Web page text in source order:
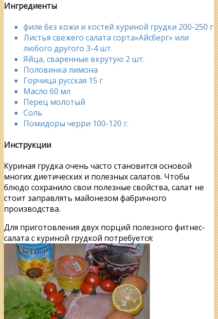
Ингредиенты
филе без кожи и костей куриной грудки 200-250 г
Листья свежего салата сорта»Айсберг» или
любого другого 3-4 шт.
Яйца, сваренные вкрутую 2 шт.
Половинка лимона
Горчица русская 15 г
Масло 60 мл
Перец молотый
Соль
Помидоры черри 100-120 г.
Инструкции
Куриная грудка очень часто становится основой
многих диетических и полезных салатов. Чтобы
блюдо сохранило свои полезные свойства, салат не
стоит заправлять майонезом фабричного
производства.
Для приготовления двух порций полезного фитнес-
салата с куриной грудкой потребуется: